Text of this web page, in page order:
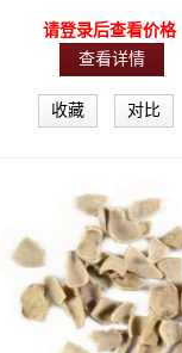
请登录后查看价格
查看详情
收藏 对比